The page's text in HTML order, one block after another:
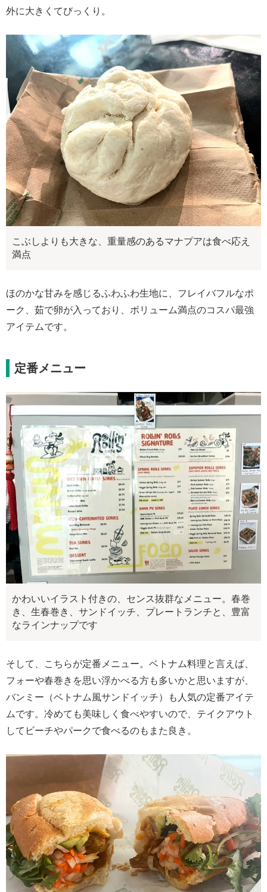
外に大きくてびっくり。
こぶしよりも大きな、重量感のあるマナプアは食べ応え
満点
ほのかな甘みを感じるふわふわ生地に、フレイバフルなポ
ーク、茹で卵が入っており、ボリューム満点のコスパ最強
アイテムです。
定番メニュー
かわいいイラスト付きの、センス抜群なメニュー。春巻
き、生春巻き、サンドイッチ、プレートランチと、豊富
なラインナップです
そして、こちらが定番メニュー。ベトナム料理と言えば、
フォーや春巻きを思い浮かべる方も多いかと思いますが、
バンミー（ベトナム風サンドイッチ）も人気の定番アイテ
ムです。冷めても美味しく食べやすいので、テイクアウト
してビーチやパークで食べるのもまた良き。